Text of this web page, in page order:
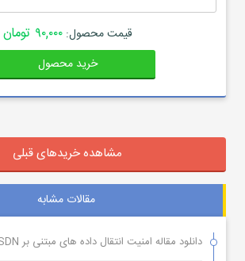
قیمت محصول:۹۰,۰۰۰ تومان
خرید محصول
مشاهده خریدهای قبلی
مقالات مشابه
دانلود مقاله امنیت انتقال داده های مبتنی بر SDN برای اینترنت اشیا